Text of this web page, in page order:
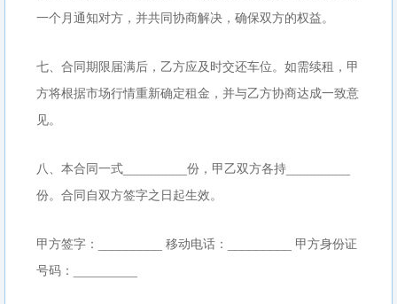
一个月通知对方，并共同协商解决，确保双方的权益。
七、合同期限届满后，乙方应及时交还车位。如需续租，甲
方将根据市场行情重新确定租金，并与乙方协商达成一致意
见。
八、本合同一式_________份，甲乙双方各持_________
份。合同自双方签字之日起生效。
甲方签字：_________ 移动电话：_________ 甲方身份证
号码：_________